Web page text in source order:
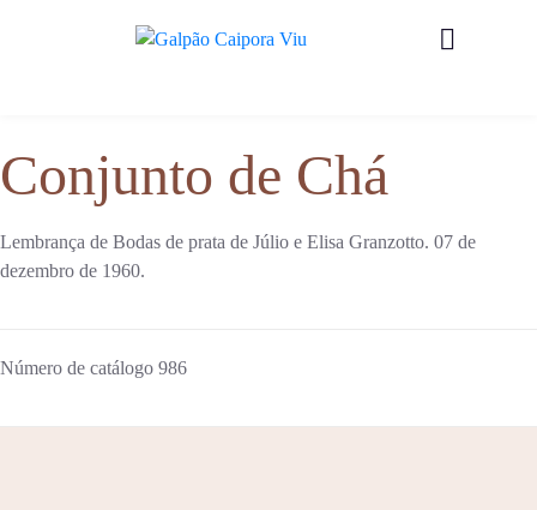
Conjunto de Chá
Lembrança de Bodas de prata de Júlio e Elisa Granzotto. 07 de
dezembro de 1960.
Número de catálogo 986